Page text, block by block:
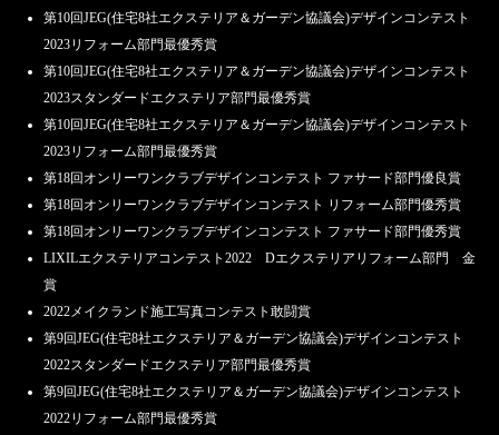
第10回JEG(住宅8社エクステリア＆ガーデン協議会)デザインコンテスト
2023リフォーム部門最優秀賞
第10回JEG(住宅8社エクステリア＆ガーデン協議会)デザインコンテスト
2023スタンダードエクステリア部門最優秀賞
第10回JEG(住宅8社エクステリア＆ガーデン協議会)デザインコンテスト
2023リフォーム部門最優秀賞
第18回オンリーワンクラブデザインコンテスト ファサード部門優良賞
第18回オンリーワンクラブデザインコンテスト リフォーム部門優秀賞
第18回オンリーワンクラブデザインコンテスト ファサード部門優秀賞
LIXILエクステリアコンテスト2022 Dエクステリアリフォーム部門 金
賞
2022メイクランド施工写真コンテスト敢闘賞
第9回JEG(住宅8社エクステリア＆ガーデン協議会)デザインコンテスト
2022スタンダードエクステリア部門最優秀賞
第9回JEG(住宅8社エクステリア＆ガーデン協議会)デザインコンテスト
2022リフォーム部門最優秀賞